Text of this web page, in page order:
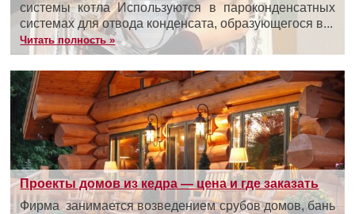
системы котла Используются в пароконденсатных
системах для отвода конденсата, образующегося в...
Читать полность »
Проекты домов из кедра — цена и где заказать
Фирма занимается возведением срубов домов, бань